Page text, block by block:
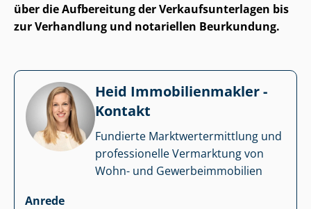
über die Aufbereitung der Ver­kaufs­un­ter­la­gen bis
zur Verhandlung und notariellen Beurkundung.
Heid Im­mo­bi­li­en­mak­ler -
Kontakt
Fundierte Markt­wert­ermitt­lung und
professionelle Vermarktung von
Wohn- und Ge­wer­be­im­mo­bi­li­en
Anrede